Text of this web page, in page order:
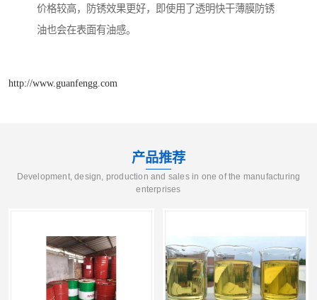
价格较高，防锈效果更好，即使用了透明快干薄膜防锈
油也会在表面有油感。
http://www.guanfengg.com
产品推荐
Development, design, production and sales in one of the manufacturing
enterprises